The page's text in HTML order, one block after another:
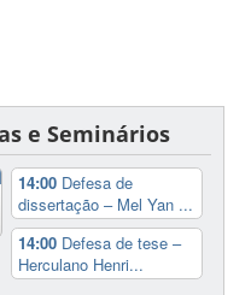
e Seminários
14:00 Defesa de
dissertação – Mel Yan ...
14:00 Defesa de tese –
Herculano Henri...